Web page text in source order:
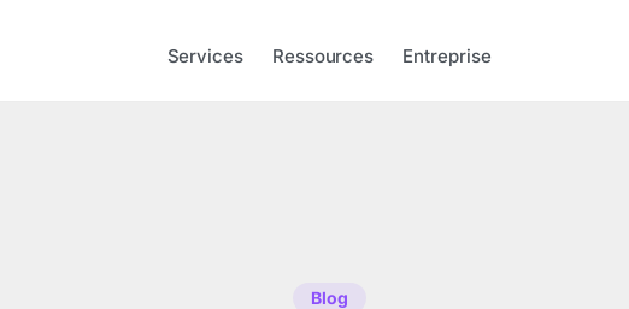
Services Ressources Entreprise
Blog